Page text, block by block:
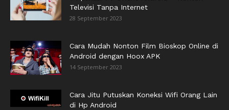
Televisi Tanpa Internet
28 September 2023
Cara Mudah Nonton Film Bioskop Online di
Android dengan Hoox APK
14 September 2023
Cara Jitu Putuskan Koneksi Wifi Orang Lain
di Hp Android